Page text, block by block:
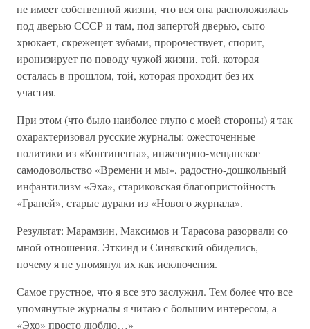
не имеет собственной жизни, что вся она расположилась
под дверью СССР и там, под запертой дверью, сыто
хрюкает, скрежещет зубами, пророчествует, спорит,
иронизирует по поводу чужой жизни, той, которая
осталась в прошлом, той, которая проходит без их
участия.
При этом (что было наиболее глупо с моей стороны) я так
охарактеризовал русские журналы: ожесточенные
политики из «Континента», инженерно-мещанское
самодовольство «Времени и мы», радостно-дошкольный
инфантилизм «Эха», стариковская благопристойность
«Граней», старые дураки из «Нового журнала».
Результат: Марамзин, Максимов и Тарасова разорвали со
мной отношения. Эткинд и Синявский обиделись,
почему я не упомянул их как исключения.
Самое грустное, что я все это заслужил. Тем более что все
упомянутые журналы я читаю с большим интересом, а
«Эхо» просто люблю…»